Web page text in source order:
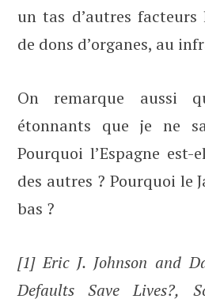
un tas d’autres
de dons d’organes, au
On remarque aussi
étonnants que je ne
Pourquoi l’Espagne est-
des autres ? Pourquoi le
bas ?
[1] Eric J. Johnson and
Defaults Save Lives?,